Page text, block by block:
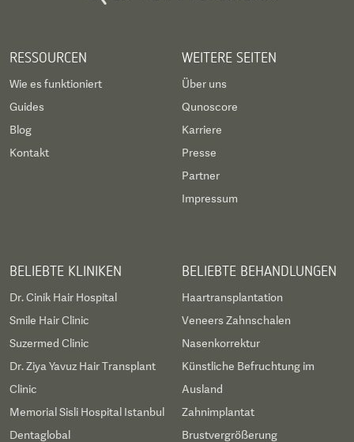
RESSOURCEN
Wie es funktioniert
Guides
Blog
Kontakt
WEITERE SEITEN
Über uns
Qunoscore
Karriere
Presse
Partner
Impressum
BELIEBTE KLINIKEN
Dr. Cinik Hair Hospital
Smile Hair Clinic
Suzermed Clinic
Dr. Ziya Yavuz Hair Transplant
Clinic
Memorial Sisli Hospital Istanbul
Dentaglobal
BELIEBTE BEHANDLUNGEN
Haartransplantation
Veneers Zahnschalen
Nasenkorrektur
Künstliche Befruchtung im
Ausland
Zahnimplantat
Brustvergrößerung